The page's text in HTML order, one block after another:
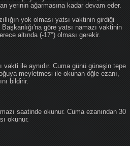
yerinin ağarmasına kadar devam eder.
yok olması yatsı vaktinin girdiği
göre yatsı namazı vaktinin
altında (-17°) olması gerekir.
vakti ile aynıdır. Cuma günü güneşin tepe
meyletmesi ile okunan öğle ezanı,
bildirir.
saatinde okunur. Cuma ezanından 30
okunur.